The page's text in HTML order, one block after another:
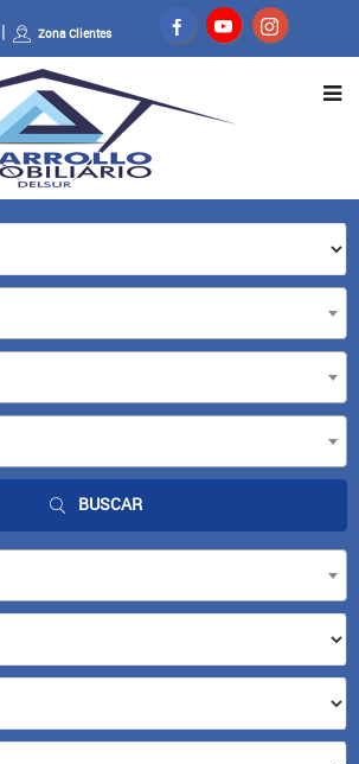
Zona Clientes
BUSCAR